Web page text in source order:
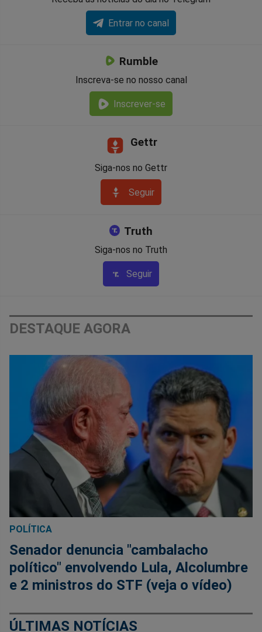
Entrar no canal
Rumble
Inscreva-se no nosso canal
Inscrever-se
Gettr
Siga-nos no Gettr
Seguir
Truth
Siga-nos no Truth
Seguir
DESTAQUE AGORA
POLÍTICA
Senador denuncia "cambalacho
político" envolvendo Lula, Alcolumbre
e 2 ministros do STF (veja o vídeo)
ÚLTIMAS NOTÍCIAS